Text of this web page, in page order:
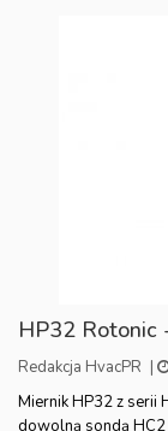
HP32 Rotonic
Redakcja HvacPR |
Miernik HP32 z serii
dowolną sondą HC2